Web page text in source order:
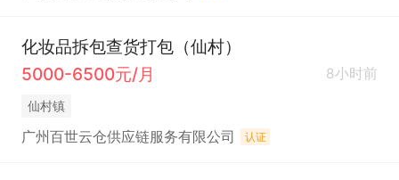
化妆品拆包查货打包（仙村）
5000-6500元/月
8小时前
仙村镇
广州百世云仓供应链服务有限公司 认证